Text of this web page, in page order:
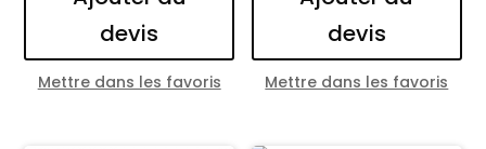
devis
Mettre dans les favoris
devis
Mettre dans les favoris